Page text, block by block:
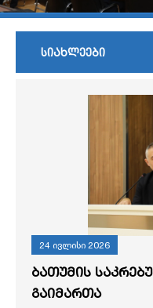
სიახლეები
24 ივლისი 2026
ბათუმის
გაიმართა